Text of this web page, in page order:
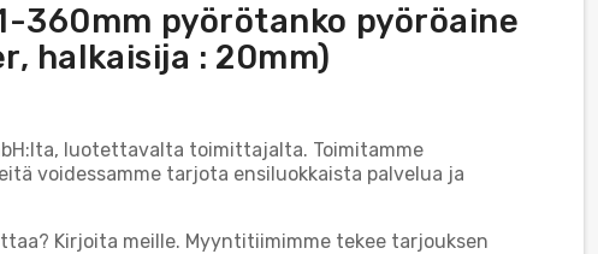
360mm pyörötanko pyöröaine
halkaisija : 20mm)
luotettavalta toimittajalta. Toimitamme
voidessamme tarjota ensiluokkaista palvelua ja
Kirjoita meille. Myyntitiimimme tekee tarjouksen